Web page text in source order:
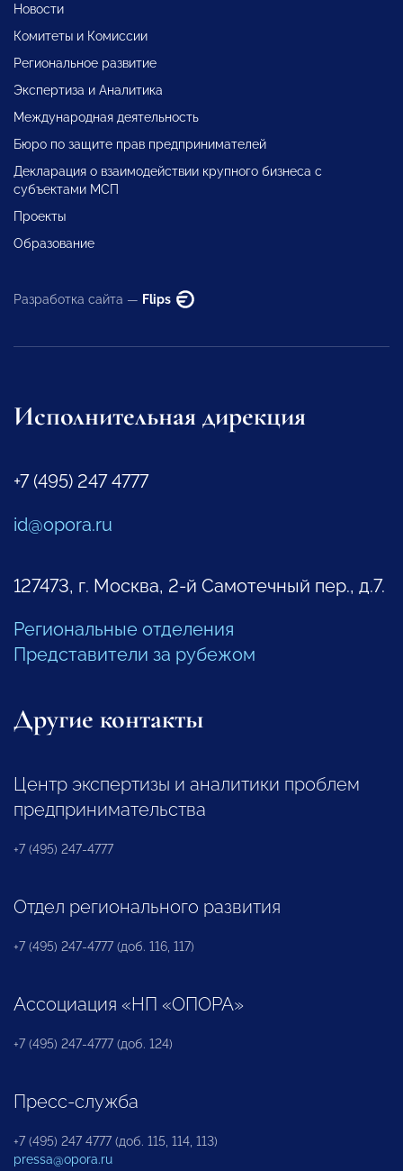
Новости
Комитеты и Комиссии
Региональное развитие
Экспертиза и Аналитика
Международная деятельность
Бюро по защите прав предпринимателей
Декларация о взаимодействии крупного бизнеса с
субъектами МСП
Проекты
Образование
Разработка сайта — Flips
Исполнительная дирекция
+7 (495) 247 4777
id@opora.ru
127473, г. Москва, 2-й Самотечный пер., д.7.
Региональные отделения
Представители за рубежом
Другие контакты
Центр экспертизы и аналитики проблем
предпринимательства
+7 (495) 247-4777
Отдел регионального развития
+7 (495) 247-4777 (доб. 116, 117)
Ассоциация «НП «ОПОРА»
+7 (495) 247-4777 (доб. 124)
Пресс-служба
+7 (495) 247 4777 (доб. 115, 114, 113)
pressa@opora.ru